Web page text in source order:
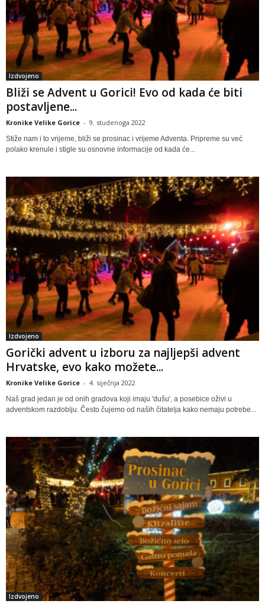
Izdvojeno
Bliži se Advent u Gorici! Evo od kada će biti
postavljene...
Kronike Velike Gorice - 9. studenoga 2022
Stiže nam i to vrijeme, bliži se prosinac i vrijeme Adventa. Pripreme su već
polako krenule i stigle su osnovne informacije od kada će...
Izdvojeno
Gorički advent u izboru za najljepši advent
Hrvatske, evo kako možete...
Kronike Velike Gorice - 4. siječnja 2022
Naš grad jedan je od onih gradova koji imaju 'dušu', a posebice oživi u
adventskom razdoblju. Često čujemo od naših čitatelja kako nemaju potrebe...
Izdvojeno